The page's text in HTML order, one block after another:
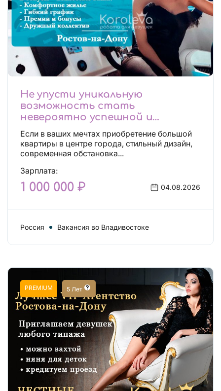
Не упусти уникальную
возможность стать
невероятно успешной и
независимой!
Если в ваших мечтах приобретение большой
квартиры в центре города, стильный дизайн,
современная обстановка...
Зарплата:
1 000 000 ₽ 04.08.2026
Россия Вакансия во Владивостоке
PREMIUM 5 Лет